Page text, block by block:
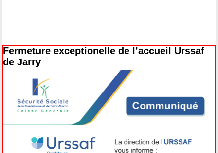
Fermeture exceptionelle de l’accueil Urssaf
de Jarry